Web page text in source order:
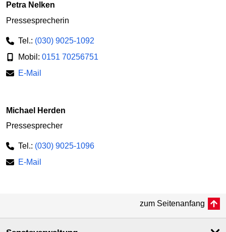
Petra Nelken
Pressesprecherin
Tel.: (030) 9025-1092
Mobil: 0151 70256751
E-Mail
Michael Herden
Pressesprecher
Tel.: (030) 9025-1096
E-Mail
zum Seitenanfang